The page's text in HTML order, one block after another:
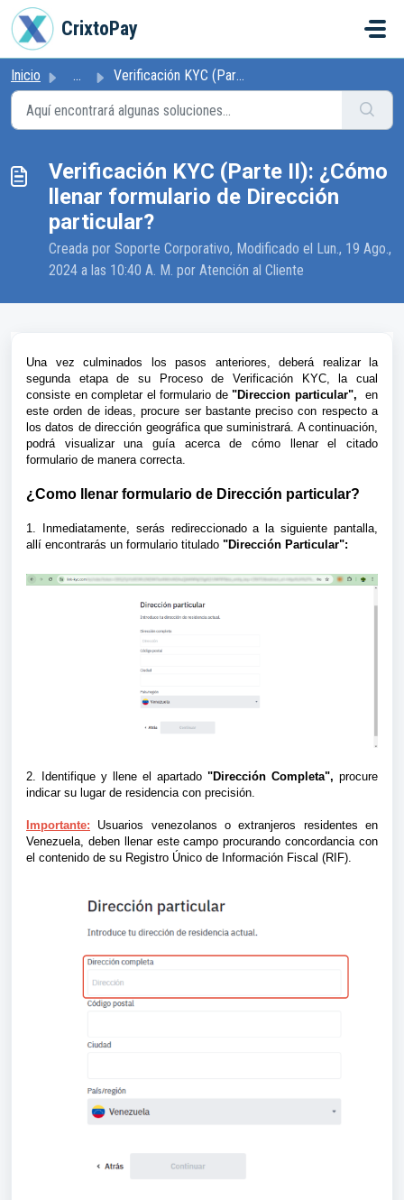
Ir al contenido principal
CrixtoPay
Inicio ... Verificación KYC (Parte II): ¿Cómo llenar formulario de D...
Verificación KYC (Parte II): ¿Cómo
llenar formulario de Dirección
particular?
Creada por Soporte Corporativo, Modificado el Lun., 19 Ago.,
2024 a las 10:40 A. M. por Atención al Cliente
Una vez culminados los pasos anteriores, deberá realizar la
segunda etapa de su Proceso de Verificación KYC, la cual
consiste en completar el formulario de"Direccion particular",
en
este orden de ideas, procure ser bastante preciso con respecto a
los datos de dirección geográfica que suministrará. A continuación,
podrá visualizar una guía acerca de cómo llenar el citado
formulario de manera correcta.
¿Como llenar formulario de Dirección particular?
1. Inmediatamente, serás redireccionado a la siguiente pantalla,
allí encontrarás un formulario titulado "Dirección Particular":
2. Identifique y llene el apartado "Dirección Completa", procure
indicar su lugar de residencia con precisión.
Importante: Usuarios venezolanos o extranjeros residentes en
Venezuela, deben llenar este campo procurando concordancia con
el contenido de su Registro Único de Información Fiscal (RIF).